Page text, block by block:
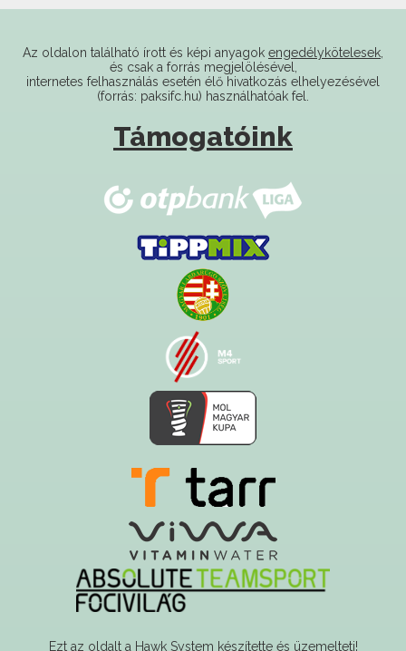
internetes felhasználás esetén élő hivatkozás elhelyezésével
(forrás: paksifc.hu) használhatóak fel.
Támogatóink
Ezt az oldalt a Hawk System készítette és üzemelteti!